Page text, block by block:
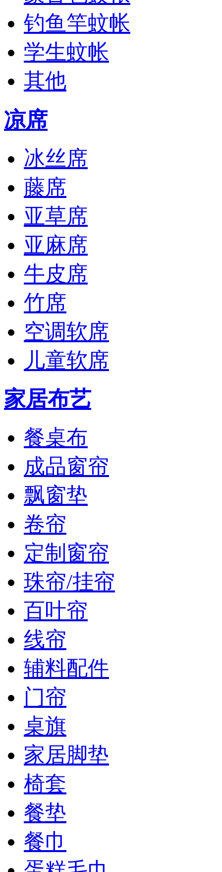
钓鱼竿蚊帐
学生蚊帐
其他
凉席
冰丝席
藤席
亚草席
亚麻席
牛皮席
竹席
空调软席
儿童软席
家居布艺
餐桌布
成品窗帘
飘窗垫
卷帘
定制窗帘
珠帘/挂帘
百叶帘
线帘
辅料配件
门帘
桌旗
家居脚垫
椅套
餐垫
餐巾